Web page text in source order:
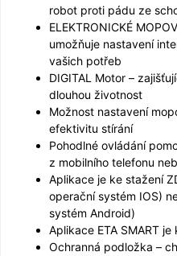
robot proti pádu ze
ELEKTRONICKÉ
umožňuje nastavení
vašich potřeb
DIGITAL Motor –
dlouhou životnost
Možnost nastavení
efektivitu stírání
Pohodlné ovládání
z mobilního telefonu
Aplikace je ke stažení
operační systém IOS)
systém Android)
Aplikace ETA SMART
Ochranná podložka –